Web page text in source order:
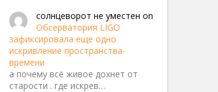
солнцеворот не уместен on
Обсерватория LIGO
зафиксировала еще одно
искривление пространства-
времени
а почему всё живое дохнет от
старости . где искрев…